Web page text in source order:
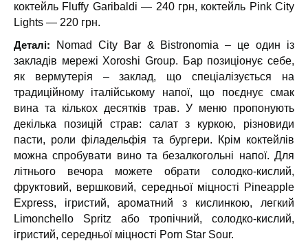
коктейль Fluffy Garibaldi — 240 грн, коктейль Pink City
Lights — 220 грн.
Деталі:
Nomad City Bar & Bistronomia – це один із
закладів мережі Xoroshi Group. Бар позиціонує себе,
як вермутерія – заклад, що спеціалізується на
традиційному італійському напої, що поєднує смак
вина та кількох десятків трав. У меню пропонують
декілька позицій страв: салат з куркою, різновиди
пасти, роли філадельфія та бургери. Крім коктейлів
можна спробувати вино та безалкогольні напої. Для
літнього вечора можете обрати солодко-кислий,
фруктовий, вершковий, середньої міцності Pineapple
Express, ігристий, ароматний з кислинкою, легкий
Limonchello Spritz або тропічний, солодко-кислий,
ігристий, середньої міцності Porn Star Sour.